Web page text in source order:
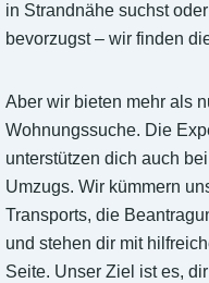
in Strandnähe suchst
bevorzugst – wir finden
Aber wir bieten mehr als
Wohnungssuche. Die
unterstützen dich auch
Umzugs. Wir kümmern
Transports, die
und stehen dir mit
Seite. Unser Ziel ist es,